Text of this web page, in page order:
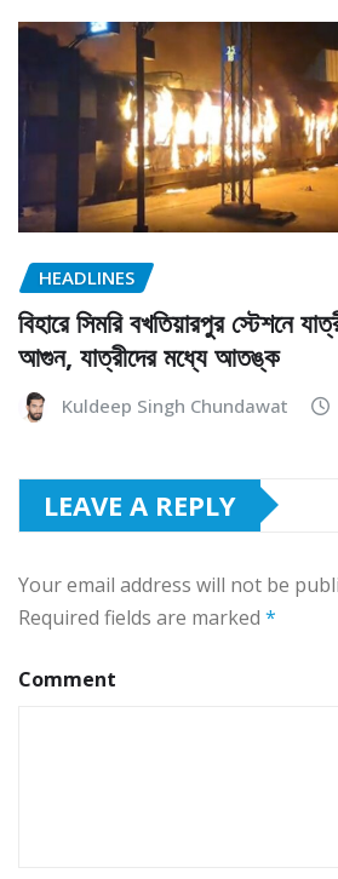
HEADLINES
বিহারে সিমরি বখতিয়ারপুর স্টেশনে
আগুন, যাত্রীদের মধ্যে আতঙ্ক
Kuldeep Singh Chundawat
LEAVE A REPLY
Your email address will not be
Required fields are marked *
Comment